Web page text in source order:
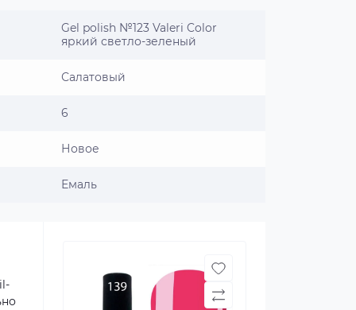
Gel polish №123 Valeri Color
яркий светло-зеленый
Салатовый
6
Новое
Емаль